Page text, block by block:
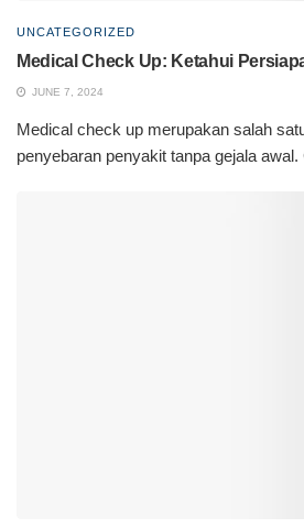
UNCATEGORIZED
Medical Check Up: Ketahui
JUNE 7, 2024
Medical check up merupakan salah
penyebaran penyakit tanpa gejala awal.